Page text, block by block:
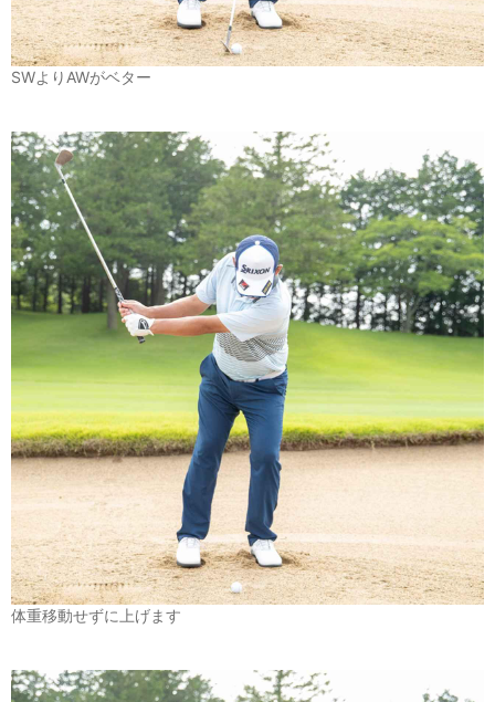
SWよりAWがベター
体重移動せずに上げます